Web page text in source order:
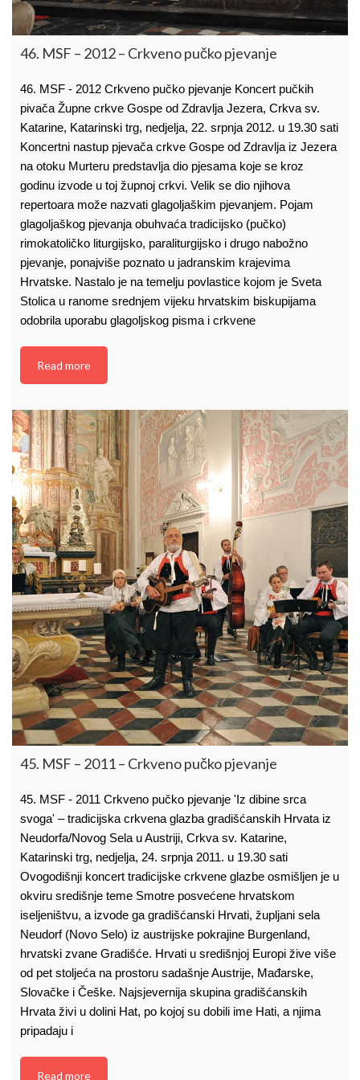
46. MSF – 2012 – Crkveno pučko pjevanje
46. MSF - 2012 Crkveno pučko pjevanje Koncert pučkih
pivača Župne crkve Gospe od Zdravlja Jezera, Crkva sv.
Katarine, Katarinski trg, nedjelja, 22. srpnja 2012. u 19.30 sati
Koncertni nastup pjevača crkve Gospe od Zdravlja iz Jezera
na otoku Murteru predstavlja dio pjesama koje se kroz
godinu izvode u toj župnoj crkvi. Velik se dio njihova
repertoara može nazvati glagoljaškim pjevanjem. Pojam
glagoljaškog pjevanja obuhvaća tradicijsko (pučko)
rimokatoličko liturgijsko, paraliturgijsko i drugo nabožno
pjevanje, ponajviše poznato u jadranskim krajevima
Hrvatske. Nastalo je na temelju povlastice kojom je Sveta
Stolica u ranome srednjem vijeku hrvatskim biskupijama
odobrila uporabu glagoljskog pisma i crkvene
Read more
45. MSF – 2011 – Crkveno pučko pjevanje
45. MSF - 2011 Crkveno pučko pjevanje 'Iz dibine srca
svoga' – tradicijska crkvena glazba gradišćanskih Hrvata iz
Neudorfa/Novog Sela u Austriji, Crkva sv. Katarine,
Katarinski trg, nedjelja, 24. srpnja 2011. u 19.30 sati
Ovogodišnji koncert tradicijske crkvene glazbe osmišljen je u
okviru središnje teme Smotre posvećene hrvatskom
iseljeništvu, a izvode ga gradišćanski Hrvati, župljani sela
Neudorf (Novo Selo) iz austrijske pokrajine Burgenland,
hrvatski zvane Gradišće. Hrvati u središnjoj Europi žive više
od pet stoljeća na prostoru sadašnje Austrije, Mađarske,
Slovačke i Češke. Najsjevernija skupina gradišćanskih
Hrvata živi u dolini Hat, po kojoj su dobili ime Hati, a njima
pripadaju i
Read more